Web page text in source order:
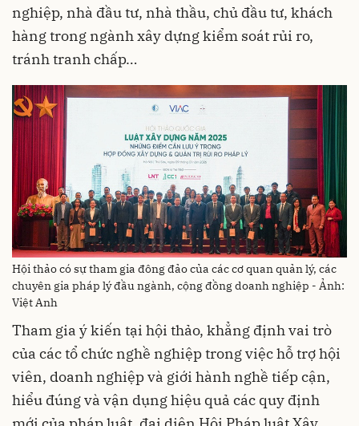
nghiệp, nhà đầu tư, nhà thầu, chủ đầu tư, khách
hàng trong ngành xây dựng kiểm soát rủi ro,
tránh tranh chấp…
Hội thảo có sự tham gia đông đảo của các cơ quan quản lý, các
chuyên gia pháp lý đầu ngành, cộng đồng doanh nghiệp - Ảnh:
Việt Anh
Tham gia ý kiến tại hội thảo, khẳng định vai trò
của các tổ chức nghề nghiệp trong việc hỗ trợ hội
viên, doanh nghiệp và giới hành nghề tiếp cận,
hiểu đúng và vận dụng hiệu quả các quy định